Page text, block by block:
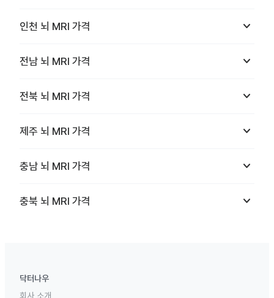
인천 뇌 MRI 가격 keyboard_arrow_down
전남 뇌 MRI 가격 keyboard_arrow_down
전북 뇌 MRI 가격 keyboard_arrow_down
제주 뇌 MRI 가격 keyboard_arrow_down
충남 뇌 MRI 가격 keyboard_arrow_down
충북 뇌 MRI 가격 keyboard_arrow_down
닥터나우
회사 소개